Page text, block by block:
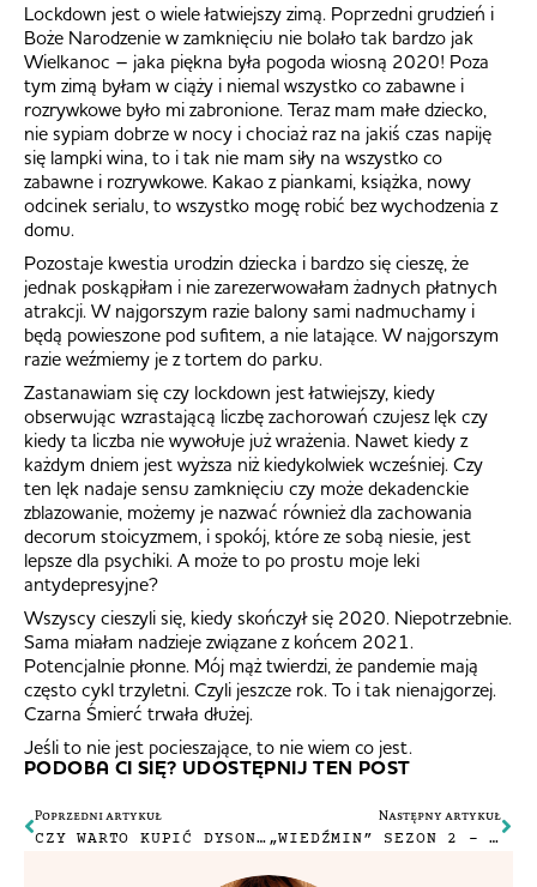
Lockdown jest o wiele łatwiejszy zimą. Poprzedni grudzień i
Boże Narodzenie w zamknięciu nie bolało tak bardzo jak
Wielkanoc – jaka piękna była pogoda wiosną 2020! Poza
tym zimą byłam w ciąży i niemal wszystko co zabawne i
rozrywkowe było mi zabronione. Teraz mam małe dziecko,
nie sypiam dobrze w nocy i chociaż raz na jakiś czas napiję
się lampki wina, to i tak nie mam siły na wszystko co
zabawne i rozrywkowe. Kakao z piankami, książka, nowy
odcinek serialu, to wszystko mogę robić bez wychodzenia z
domu.
Pozostaje kwestia urodzin dziecka i bardzo się cieszę, że
jednak poskąpiłam i nie zarezerwowałam żadnych płatnych
atrakcji. W najgorszym razie balony sami nadmuchamy i
będą powieszone pod sufitem, a nie latające. W najgorszym
razie weźmiemy je z tortem do parku.
Zastanawiam się czy lockdown jest łatwiejszy, kiedy
obserwując wzrastającą liczbę zachorowań czujesz lęk czy
kiedy ta liczba nie wywołuje już wrażenia. Nawet kiedy z
każdym dniem jest wyższa niż kiedykolwiek wcześniej. Czy
ten lęk nadaje sensu zamknięciu czy może dekadenckie
zblazowanie, możemy je nazwać również dla zachowania
decorum stoicyzmem, i spokój, które ze sobą niesie, jest
lepsze dla psychiki. A może to po prostu moje leki
antydepresyjne?
Wszyscy cieszyli się, kiedy skończył się 2020. Niepotrzebnie.
Sama miałam nadzieje związane z końcem 2021.
Potencjalnie płonne. Mój mąż twierdzi, że pandemie mają
często cykl trzyletni. Czyli jeszcze rok. To i tak nienajgorzej.
Czarna Śmierć trwała dłużej.
Jeśli to nie jest pocieszające, to nie wiem co jest.
PODOBA CI SIĘ? UDOSTĘPNIJ TEN POST
Poprzedni artykuł
CZY WARTO KUPIĆ DYSON AIRWRAP STYLER?
Następny artykuł
„WIEDŹMIN” SEZON 2 – RECENZJA LUB GARŚĆ PRZEMYŚLEŃ